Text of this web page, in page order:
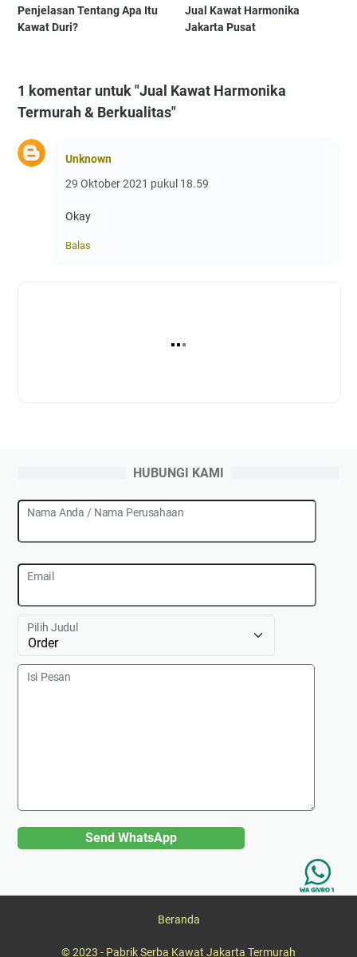
Penjelasan Tentang Apa Itu
Kawat Duri?
Jual Kawat Harmonika
Jakarta Pusat
1 komentar untuk "Jual Kawat Harmonika
Termurah & Berkualitas"
Unknown
29 Oktober 2021 pukul 18.59
Okay
Balas
HUBUNGI KAMI
Nama Anda / Nama Perusahaan
Email
Pilih Judul
Isi Pesan
Send WhatsApp
Beranda
© 2023 - Pabrik Serba Kawat Jakarta Termurah